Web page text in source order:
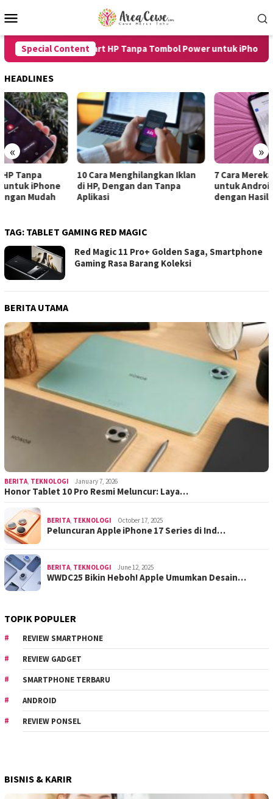
to
Menu
Special Content
8 Cara Restart HP Tanpa Tombol Power untuk iPhone
HEADLINES
« »
10 Cara Menghilangkan Iklan
di HP, Dengan dan Tanpa
Aplikasi
7 Cara Merekam Suara di HP
untuk Android dan iPhone
dengan Hasil Jernih
TAG: TABLET GAMING RED MAGIC
Red Magic 11 Pro+ Golden Saga, Smartphone
Gaming Rasa Barang Koleksi
BERITA UTAMA
BERITA TEKNOLOGI January 7, 2026
Honor Tablet 10 Pro Resmi Meluncur: Laya…
BERITA TEKNOLOGI October 17, 2025
Peluncuran Apple iPhone 17 Series di Ind…
BERITA TEKNOLOGI June 12, 2025
WWDC25 Bikin Heboh! Apple Umumkan Desain…
TOPIK POPULER
REVIEW SMARTPHONE
REVIEW GADGET
SMARTPHONE TERBARU
ANDROID
REVIEW PONSEL
BISNIS & KARIR